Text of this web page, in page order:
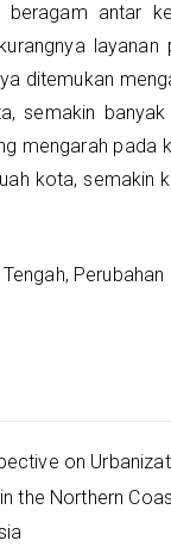
beragam antar
ditemukan
semakin
mengarah pada
kota, semakin
Perubahan
on
the Northern